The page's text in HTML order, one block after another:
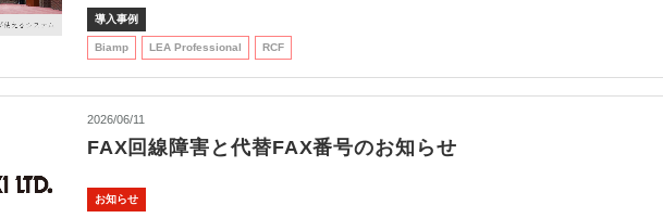
導入事例
Biamp LEA Professional RCF
2026/06/11
FAX回線障害と代替FAX番号のお知らせ
お知らせ